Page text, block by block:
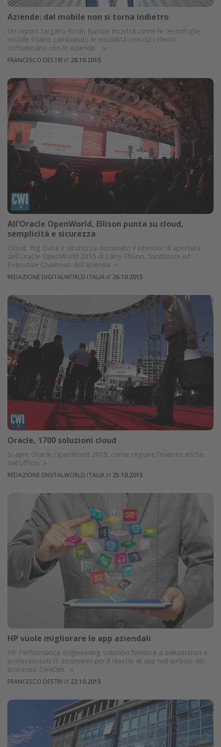
Aziende: dal mobile non si torna indietro
Un report targato Ricoh Europe mostra come le tecnologie
mobile stiano cambiando le modalità con cui i clienti
comunicano con le aziende.
»
FRANCESCO DESTRI // 28.10.2015
All’Oracle OpenWorld, Ellison punta su cloud,
semplicità e sicurezza
Cloud, Big Data e sicurezza dominato il keynote di apertura
dell’Oracle OpenWorld 2015 di Larry Ellison, fondatore ed
Executive Chairman dell'azienda »
REDAZIONE DIGITALWORLD ITALIA// 26.10.2015
Oracle, 1700 soluzioni cloud
Si apre Oracle OpenWorld 2015: come seguire l'evento anche
dall'ufficio »
REDAZIONE DIGITALWORLD ITALIA// 25.10.2015
HP vuole migliorare le app aziendali
HP Performance Engineering Solution fornisce a sviluppatori e
professionisti IT strumenti per il rilascio di app nell'ambito del
processo DevOps. »
FRANCESCO DESTRI // 23.10.2015